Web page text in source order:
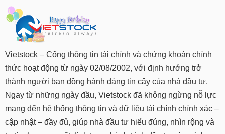
Vietstock – Cổng thông tin tài chính và chứng khoán chính
thức hoạt động từ ngày 02/08/2002, với định hướng trở
thành người bạn đồng hành đáng tin cậy của nhà đầu tư.
Ngay từ những ngày đầu, Vietstock đã không ngừng nỗ lực
mang đến hệ thống thông tin và dữ liệu tài chính chính xác –
cập nhật – đầy đủ, giúp nhà đầu tư hiểu đúng, nhìn rộng và